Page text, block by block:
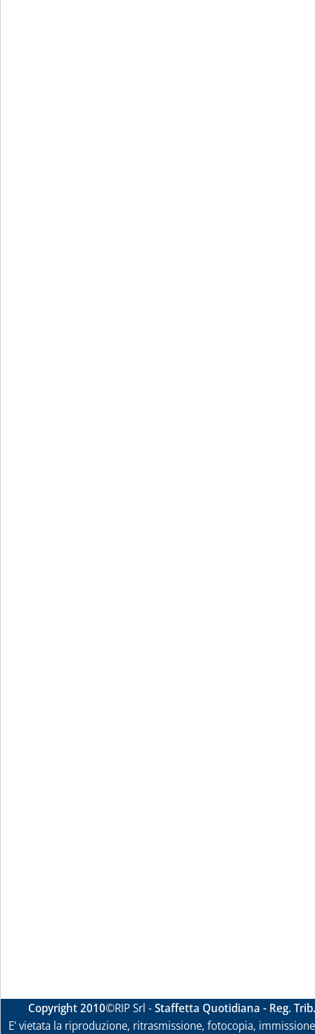
Copyright 2010©RIP Srl -Staffetta Quotidiana - Reg.
E' vietata la riproduzione, ritrasmissione, fotocopia,